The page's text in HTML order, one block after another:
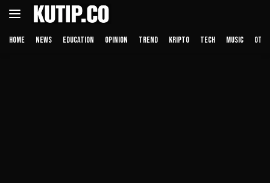
Langsung
HOME NEWS EDUCATION OPINION TREND KRIPTO TECH MUSIC